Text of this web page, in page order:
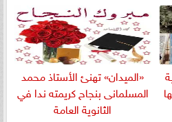
«الميدان» تهنئ الأستاذ محمد
المسلمانى بنجاح كريمته ندا في
الثانوية العامة